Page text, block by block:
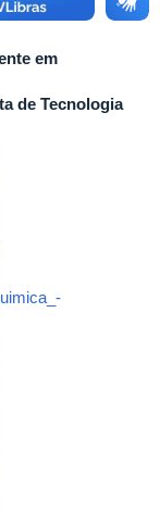
em
em
de Tecnologia